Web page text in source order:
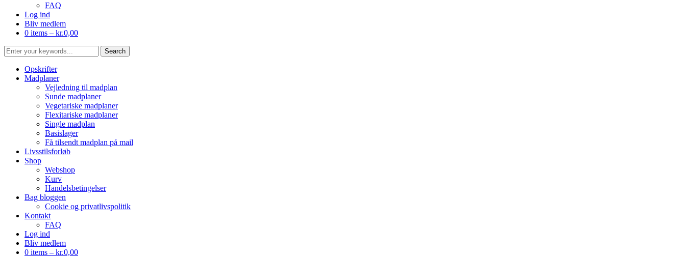
FAQ
Log ind
Bliv medlem
0 items – kr.0,00
Opskrifter
Madplaner
Vejledning til madplan
Sunde madplaner
Vegetariske madplaner
Flexitariske madplaner
Single madplan
Basislager
Få tilsendt madplan på mail
Livsstilsforløb
Shop
Webshop
Kurv
Handelsbetingelser
Bag bloggen
Cookie og privatlivspolitik
Kontakt
FAQ
Log ind
Bliv medlem
0 items – kr.0,00